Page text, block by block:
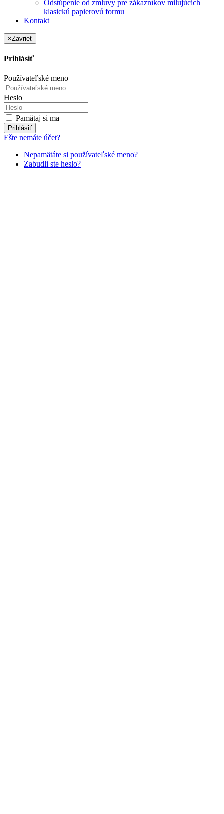
Odstúpenie od zmluvy pre zákazníkov milujúcich
klasickú papierovú formu
Kontakt
×Zavrieť
Prihlásiť
Používateľské meno
Heslo
Pamätaj si ma
Prihlásiť
Ešte nemáte účet?
Nepamätáte si používateľské meno?
Zabudli ste heslo?